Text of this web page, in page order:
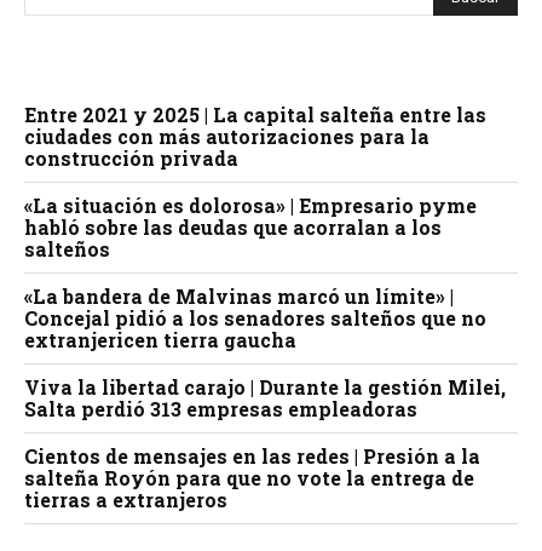
Entre 2021 y 2025 | La capital salteña entre las
ciudades con más autorizaciones para la
construcción privada
«La situación es dolorosa» | Empresario pyme
habló sobre las deudas que acorralan a los
salteños
«La bandera de Malvinas marcó un límite» |
Concejal pidió a los senadores salteños que no
extranjericen tierra gaucha
Viva la libertad carajo | Durante la gestión Milei,
Salta perdió 313 empresas empleadoras
Cientos de mensajes en las redes | Presión a la
salteña Royón para que no vote la entrega de
tierras a extranjeros